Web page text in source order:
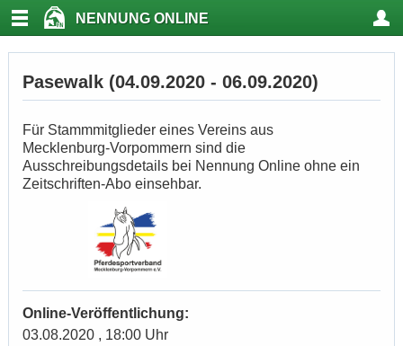
NENNUNG ONLINE
Pasewalk (04.09.2020 - 06.09.2020)
Für Stammmitglieder eines Vereins aus
Mecklenburg-Vorpommern sind die
Ausschreibungsdetails bei Nennung Online ohne ein
Zeitschriften-Abo einsehbar.
Online-Veröffentlichung:
03.08.2020 , 18:00 Uhr